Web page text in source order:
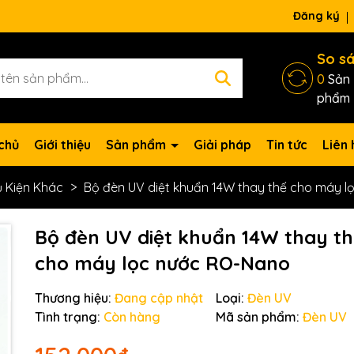
Đăng ký
So
0 Sản
phẩm
Giới thiệu Sản phẩm Giải pháp Tin tức Liên
Kiện Khác Bộ đèn UV diệt khuẩn 14W thay thế cho máy
Bộ đèn UV diệt khuẩn 14W thay
cho máy lọc nước RO-Nano
Thương hiệu: Đang cập nhật Loại: Đèn UV
Tình trạng: Còn hàng Mã sản phẩm: Đèn UV